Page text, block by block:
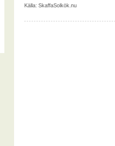
Källa: SkaffaSolkök.nu